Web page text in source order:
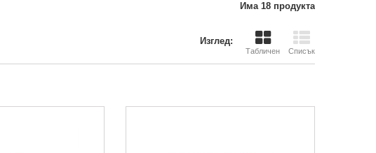
Има 18 продукта
Изглед:
Табличен Списък